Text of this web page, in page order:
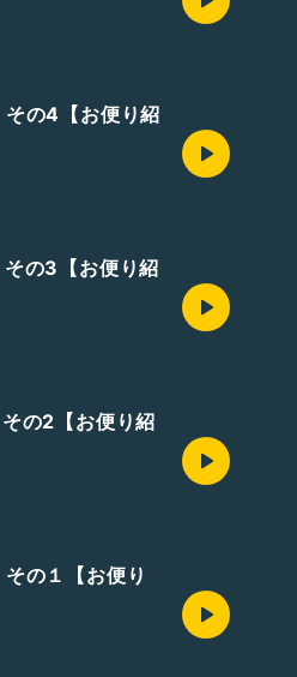
の4【お便り紹
の3【お便り紹
の2【お便り紹
の１【お便り